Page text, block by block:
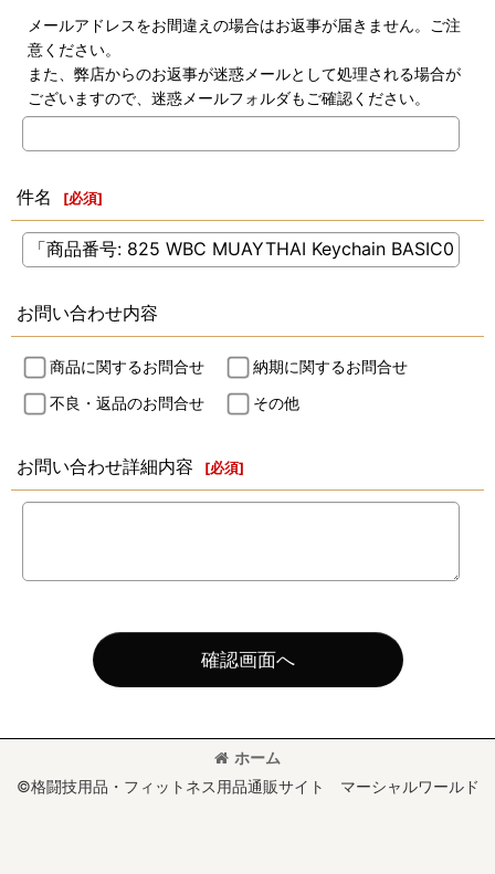
メールアドレスをお間違えの場合はお返事が届きません。ご注
意ください。
また、弊店からのお返事が迷惑メールとして処理される場合が
ございますので、迷惑メールフォルダもご確認ください。
件名 [必須]
お問い合わせ内容
商品に関するお問合せ
納期に関するお問合せ
不良・返品のお問合せ
その他
お問い合わせ詳細内容 [必須]
確認画面へ
ホーム
©格闘技用品・フィットネス用品通販サイト マーシャルワールド